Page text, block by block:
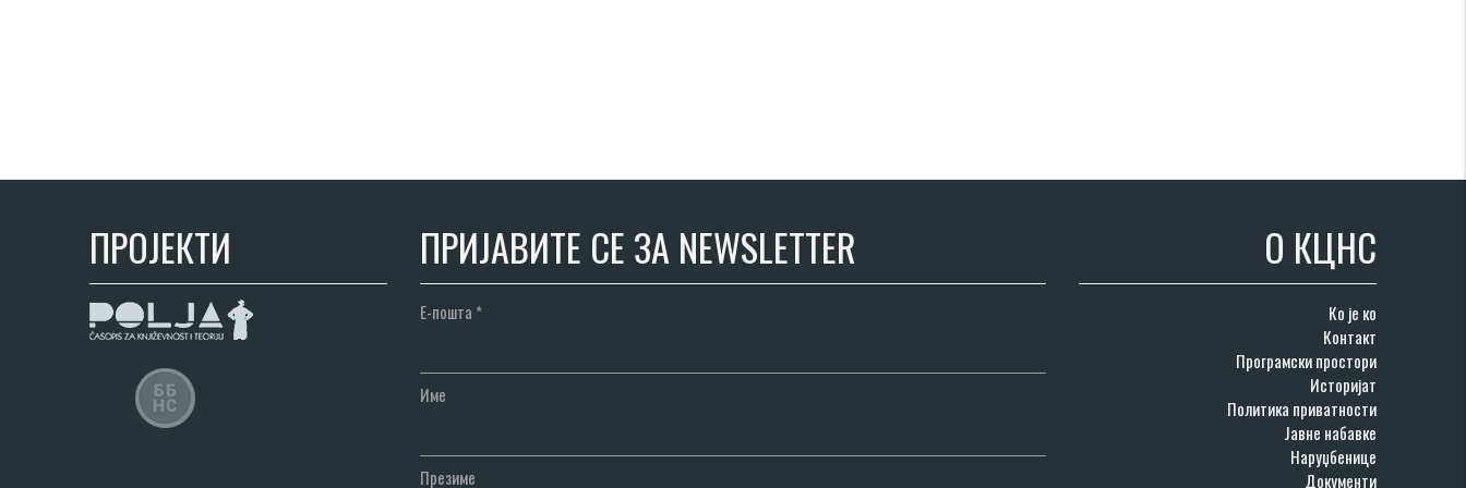
ПРОЈЕКТИ ПРИЈАВИТЕ СЕ ЗА NEWSLETTER
Е-пошта *
Име
Презиме
О КЦНС
Ко је ко
Контакт
Програмски простори
Историјат
Политика приватности
Јавне набавке
Наруџбенице
Документи